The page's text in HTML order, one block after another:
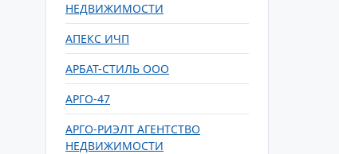
НЕДВИЖИМОСТИ
АПЕКС ИЧП
АРБАТ-СТИЛЬ ООО
АРГО-47
АРГО-РИЭЛТ АГЕНТСТВО
НЕДВИЖИМОСТИ